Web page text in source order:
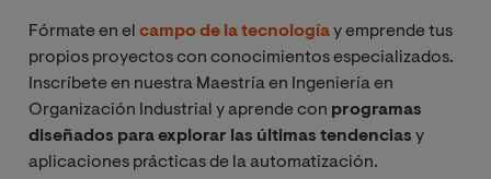
Fórmate en el campo de la tecnologíay emprende tus
propios proyectos con conocimientos especializados.
Inscríbete en nuestra Maestría en Ingeniería en
Organización Industrial y aprende con programas
diseñados para explorar las últimas tendencias y
aplicaciones prácticas de la automatización.